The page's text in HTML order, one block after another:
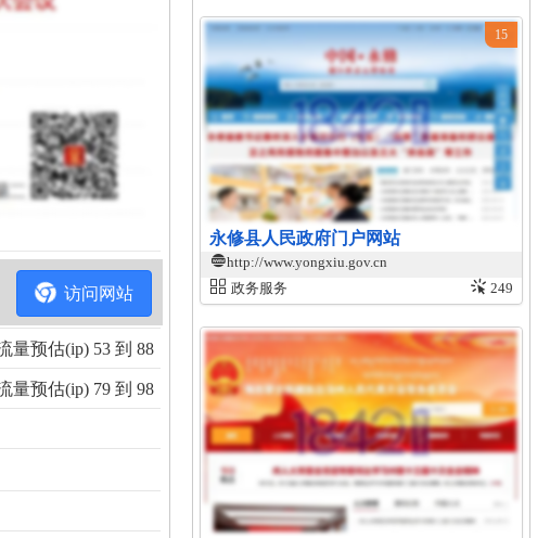
访问网站
量预估(ip) 53 到 88
量预估(ip) 79 到 98
永修县人民政府门户网站
http://www.yongxiu.gov.cn
政务服务
249
15